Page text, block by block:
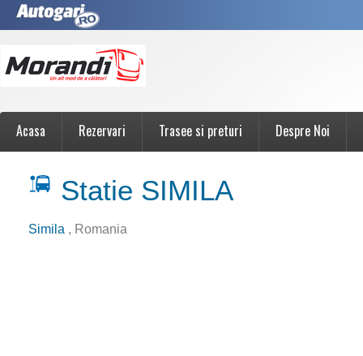
Acasa Rezervari Trasee si preturi Despre Noi
Statie SIMILA
Simila , Romania